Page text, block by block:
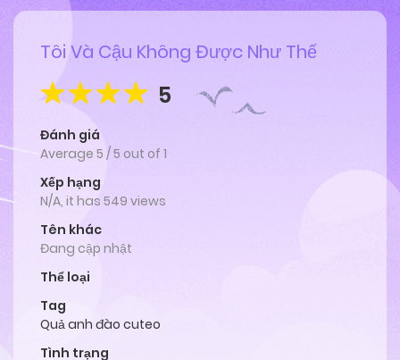
Tôi Và Cậu Không Được Như Thế
5
Đánh giá
Average 5 /5 out of 1
Xếp hạng
N/A, it has 549 views
Tên khác
Đang cập nhật
Thể loại
Tag
Quả anh đào cuteo
Tình trạng